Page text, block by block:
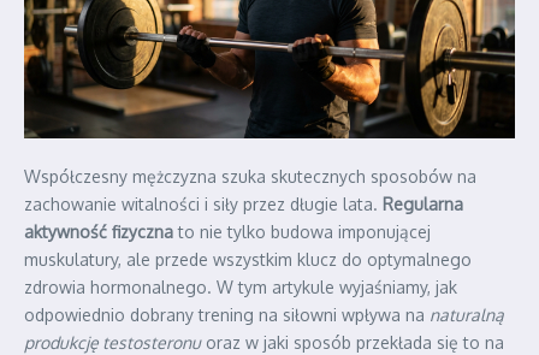
Współczesny mężczyzna szuka skutecznych sposobów na
zachowanie witalności i siły przez długie lata. Regularna
aktywność fizycznato nie tylko budowa imponującej
muskulatury, ale przede wszystkim klucz do optymalnego
zdrowia hormonalnego. W tym artykule wyjaśniamy, jak
odpowiednio dobrany trening na siłowni wpływa na naturalną
produkcję testosteronuoraz w jaki sposób przekłada się to na